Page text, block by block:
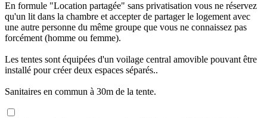
En formule "Location partagée" sans privatisation vous ne réservez
qu'un lit dans la chambre et accepter de partager le logement avec
une autre personne du même groupe que vous ne connaissez pas
forcément (homme ou femme).
Les tentes sont équipées d'un voilage central amovible pouvant être
installé pour créer deux espaces séparés..
Sanitaires en commun à 30m de la tente.